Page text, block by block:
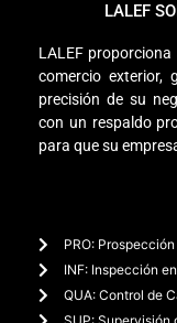
LALEF
LALEF
comercio exterior,
precisión de su
con un respaldo
para que su
PRO:
INF: Inspección
QUA: Control de